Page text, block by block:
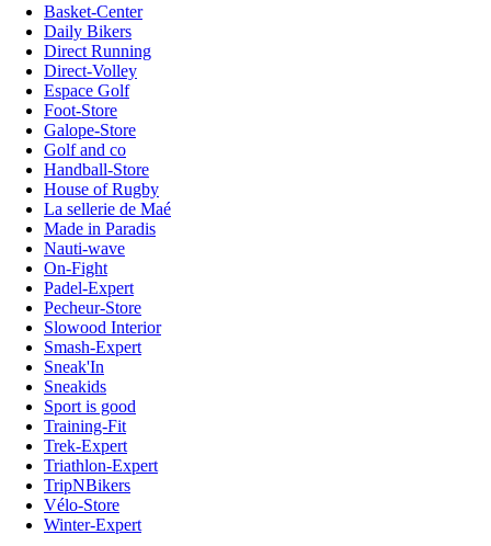
Basket-Center
Daily Bikers
Direct Running
Direct-Volley
Espace Golf
Foot-Store
Galope-Store
Golf and co
Handball-Store
House of Rugby
La sellerie de Maé
Made in Paradis
Nauti-wave
On-Fight
Padel-Expert
Pecheur-Store
Slowood Interior
Smash-Expert
Sneak'In
Sneakids
Sport is good
Training-Fit
Trek-Expert
Triathlon-Expert
TripNBikers
Vélo-Store
Winter-Expert